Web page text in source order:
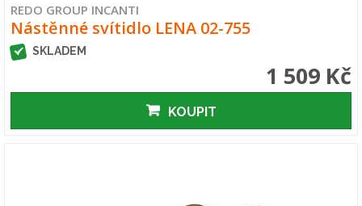
REDO GROUP INCANTI
Nástěnné svítidlo LENA 02-755
SKLADEM
1 509 Kč
KOUPIT